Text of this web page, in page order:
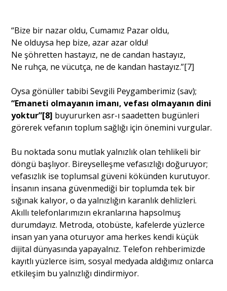
“Bize bir nazar oldu, Cumamız Pazar oldu,
Ne olduysa hep bize, azar azar oldu!
Ne şöhretten hastayız, ne de candan hastayız,
Ne ruhça, ne vücutça, ne de kandan hastayız.”[7]
Oysa gönüller tabibi Sevgili Peygamberimiz (sav);
“Emaneti olmayanın imanı, vefası olmayanın dini
yoktur”[8] buyururken asr-ı saadetten bugünleri
görerek vefanın toplum sağlığı için önemini vurgular.
Bu noktada sonu mutlak yalnızlık olan tehlikeli bir
döngü başlıyor. Bireyselleşme vefasızlığı doğuruyor;
vefasızlık ise toplumsal güveni kökünden kurutuyor.
İnsanın insana güvenmediği bir toplumda tek bir
sığınak kalıyor, o da yalnızlığın karanlık dehlizleri.
Akıllı telefonlarımızın ekranlarına hapsolmuş
durumdayız. Metroda, otobüste, kafelerde yüzlerce
insan yan yana oturuyor ama herkes kendi küçük
dijital dünyasında yapayalnız. Telefon rehberimizde
kayıtlı yüzlerce isim, sosyal medyada aldığımız onlarca
etkileşim bu yalnızlığı dindirmiyor.